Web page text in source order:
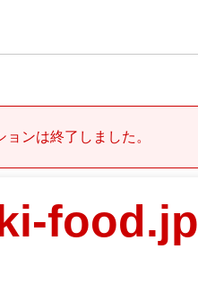
ョンは終了しました。
food.jp